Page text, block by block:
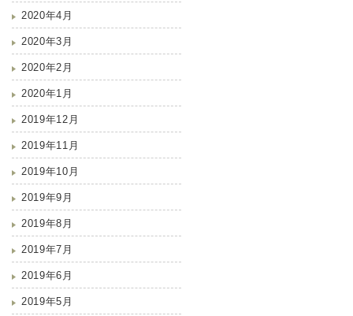
2020年4月
2020年3月
2020年2月
2020年1月
2019年12月
2019年11月
2019年10月
2019年9月
2019年8月
2019年7月
2019年6月
2019年5月